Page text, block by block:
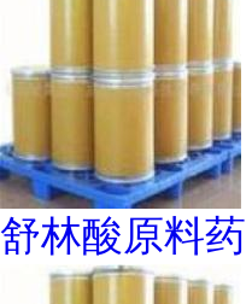
舒林酸原料药